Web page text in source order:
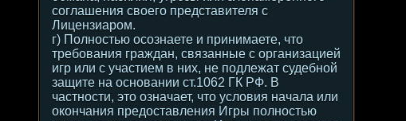
соглашения своего представителя с
Лицензиаром.
г) Полностью осознаете и принимаете, что
требования граждан, связанные с организацией
игр или с участием в них, не подлежат судебной
защите на основании ст.1062 ГК РФ. В
частности, это означает, что условия начала или
окончания предоставления Игры полностью